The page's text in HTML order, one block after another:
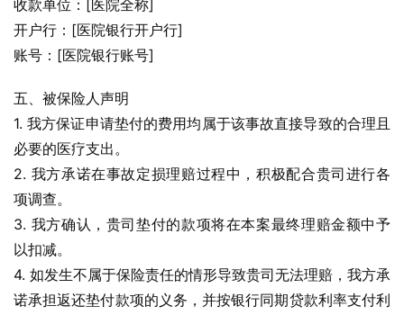
收款单位：[医院全称]
开户行：[医院银行开户行]
账号：[医院银行账号]
五、被保险人声明
1. 我方保证申请垫付的费用均属于该事故直接导致的合理且
必要的医疗支出。
2. 我方承诺在事故定损理赔过程中，积极配合贵司进行各
项调查。
3. 我方确认，贵司垫付的款项将在本案最终理赔金额中予
以扣减。
4. 如发生不属于保险责任的情形导致贵司无法理赔，我方承
诺承担返还垫付款项的义务，并按银行同期贷款利率支付利